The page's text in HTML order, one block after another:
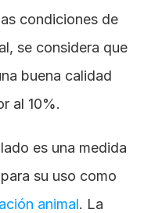
condiciones de
se considera que
buena calidad
al 10%.
es una medida
animal. La